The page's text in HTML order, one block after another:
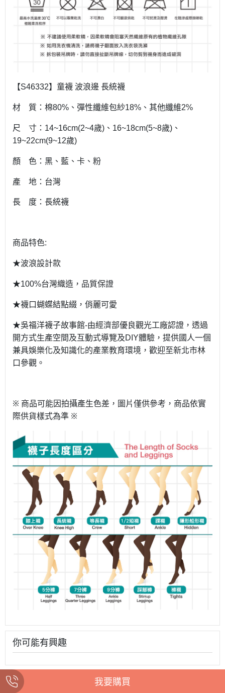
【S46332】童襪波浪邊 長統襪
材 質：棉80% 、彈性纖維包紗18% 、其他纖維2%
尺 寸： 14~16cm(2~4歲) 、 16~18cm(5~8歲) 、
19~22cm(9~12歲)
顏 色：黑、藍、卡、粉
產 地：台灣
長 度：長統襪
商品特色:
★波浪設計款
★100%台灣織造，品質保證
★襪口蝴蝶結點綴，俏麗可愛
★吳福洋襪子故事館-由經濟部優良觀光工廠認證，透過
開方式生產空間及互動式導覽及DIY體驗，提供國人一個
兼具娛樂化及知識化的產業教育環境，歡迎至新北市林
口參觀。
※ 商品可能因拍攝產生色差，圖片僅供參考，商品依實
際供貨樣式為準 ※
你可能有興趣
我要購買